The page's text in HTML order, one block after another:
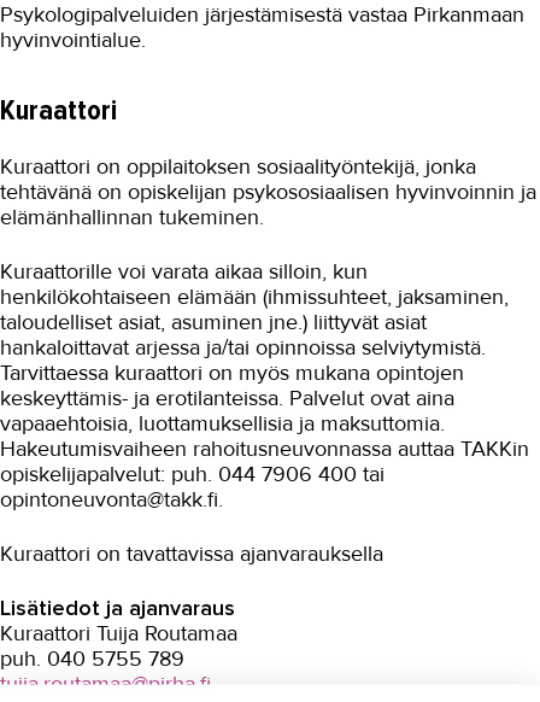
Terveydenhuolto
Tukea työnhakuun
Turvallisuus ja työsuojelu
Tupakointi
Verkko-opiskelu ja linkit
Yhdistysten palveluja opiskelijoille
Yrittäjyysneuvonta
Henkilöstölle
Työpaikkaohjaajat
Lomakkeet
YHTEYSTIEDOT
Psykologipalveluiden järjestämisestä vastaa Pirkanmaan
hyvinvointialue.
Kuraattori
Kuraattori on oppilaitoksen sosiaalityöntekijä, jonka
tehtävänä on opiskelijan psykososiaalisen hyvinvoinnin ja
elämänhallinnan tukeminen.
Kuraattorille voi varata aikaa silloin, kun
henkilökohtaiseen elämään (ihmissuhteet, jaksaminen,
taloudelliset asiat, asuminen jne.) liittyvät asiat
hankaloittavat arjessa ja/tai opinnoissa selviytymistä.
Tarvittaessa kuraattori on myös mukana opintojen
keskeyttämis- ja erotilanteissa. Palvelut ovat aina
vapaaehtoisia, luottamuksellisia ja maksuttomia.
Hakeutumisvaiheen rahoitusneuvonnassa auttaa TAKKin
opiskelijapalvelut: puh. 044 7906 400 tai
opintoneuvonta@takk.fi.
Kuraattori on tavattavissa ajanvarauksella
Lisätiedot ja ajanvaraus
Kuraattori Tuija Routamaa
puh. 040 5755 789
tuija.routamaa@pirha.fi